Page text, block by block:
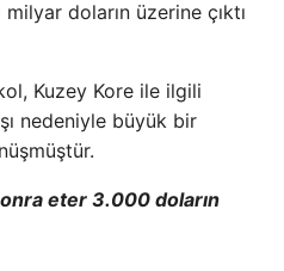
doların üzerine çıktı
Kuzey Kore ile ilgili
nedeniyle büyük bir
eter 3.000 doların